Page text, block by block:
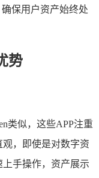
保用户资产始终处
势
类似，这些APP注重
，即使是对数字资
手操作，资产展示